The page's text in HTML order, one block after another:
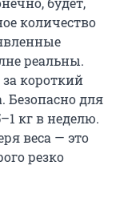
количество
реальны.
короткий
Безопасно для
кг в неделю.
веса — это
резко